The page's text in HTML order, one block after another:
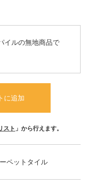
イルの無地商品で
に追加
スト 」から行えます。
ペットタイル